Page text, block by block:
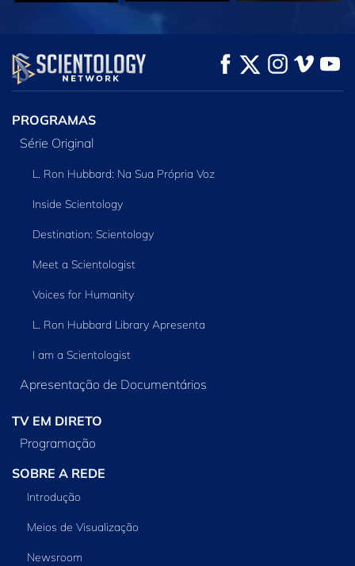
VEJA EXPLORE A SÉRIE
PROGRAMAS
Série Original
L. Ron Hubbard: Na Sua Própria Voz
Inside Scientology
Destination: Scientology
Meet a Scientologist
Voices for Humanity
L. Ron Hubbard Library Apresenta
I am a Scientologist
Apresentação de Documentários
TV EM DIRETO
Programação
SOBRE A REDE
Introdução
Meios de Visualização
Newsroom